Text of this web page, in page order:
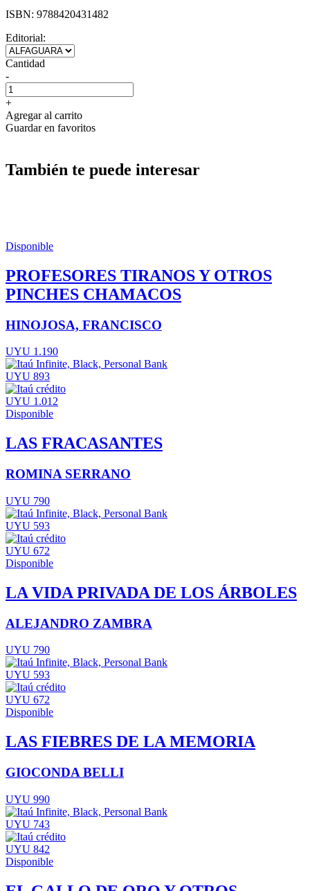
ISBN: 9788420431482
Editorial:
Cantidad
-
+
Agregar al carrito
Guardar en favoritos
También te puede interesar
Disponible
PROFESORES TIRANOS Y OTROS
PINCHES CHAMACOS
HINOJOSA, FRANCISCO
UYU 1.190
UYU 893
UYU 1.012
Disponible
LAS FRACASANTES
ROMINA SERRANO
UYU 790
UYU 593
UYU 672
Disponible
LA VIDA PRIVADA DE LOS ÁRBOLES
ALEJANDRO ZAMBRA
UYU 790
UYU 593
UYU 672
Disponible
LAS FIEBRES DE LA MEMORIA
GIOCONDA BELLI
UYU 990
UYU 743
UYU 842
Disponible